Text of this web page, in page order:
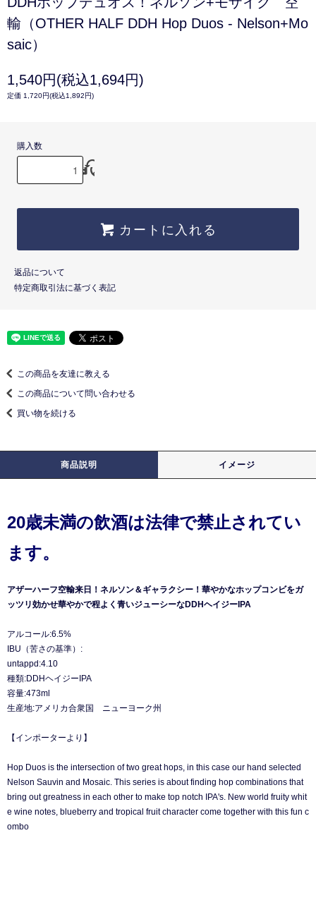
輸（OTHER HALF DDH Hop Duos - Nelson+Mo
saic）
1,540円(税込1,694円)
定価 1,720円(税込1,892円)
購入数
カートに入れる
返品について
特定商取引法に基づく表記
この商品を友達に教える
この商品について問い合わせる
買い物を続ける
商品説明 イメージ
20歳未満の飲酒は法律で禁止されてい
ます。
アザーハーフ空輸来日！ネルソン＆ギャラクシー！華やかなホップコンビをガ
ッツリ効かせ華やかで程よく青いジューシーなDDHヘイジーIPA
アルコール:6.5%
IBU（苦さの基準）:
untappd:4.10
種類:DDHヘイジーIPA
容量:473ml
生産地:アメリカ合衆国 ニューヨーク州
【インポーターより】
Hop Duos is the intersection of two great hops, in this case our hand selected
Nelson Sauvin and Mosaic. This series is about finding hop combinations that
bring out greatness in each other to make top notch IPA's. New world fruity whit
e wine notes, blueberry and tropical fruit character come together with this fun c
ombo